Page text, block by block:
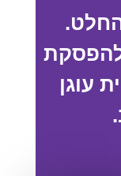
להפסקת
עוגן